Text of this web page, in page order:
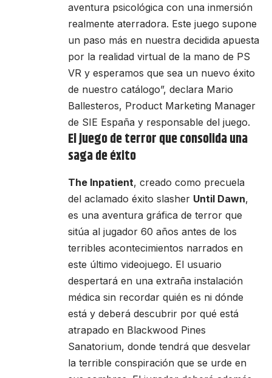
aventura psicológica con una inmersión
realmente aterradora. Este juego supone
un paso más en nuestra decidida apuesta
por la realidad virtual de la mano de PS
VR y esperamos que sea un nuevo éxito
de nuestro catálogo”, declara Mario
Ballesteros, Product Marketing Manager
de SIE España y responsable del juego.
El juego de terror que consolida una
saga de éxito
The Inpatient, creado como precuela
del aclamado éxito slasher Until Dawn,
es una aventura gráfica de terror que
sitúa al jugador 60 años antes de los
terribles acontecimientos narrados en
este último videojuego. El usuario
despertará en una extraña instalación
médica sin recordar quién es ni dónde
está y deberá descubrir por qué está
atrapado en Blackwood Pines
Sanatorium, donde tendrá que desvelar
la terrible conspiración que se urde en